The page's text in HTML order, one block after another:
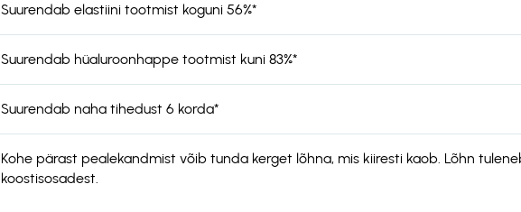
Suurendab elastiini tootmist koguni 56%*
Suurendab hüaluroonhappe tootmist kuni 83%*
Suurendab naha tihedust 6 korda*
Kohe pärast pealekandmist võib tunda kerget lõhna, mis kiiresti kaob. Lõhn
koostisosadest.